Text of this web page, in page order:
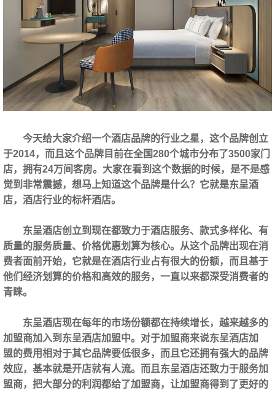
今天给大家介绍一个酒店品牌的行业之星，这个品牌创立
于2014，而且这个品牌目前在全国280个城市分布了3500家门
店，拥有24万间客房。大家在看到这个数据的时候，是不是感
觉到非常震撼，想马上知道这个品牌是什么？它就是东呈酒
店，酒店行业的标杆酒店。
东呈酒店创立到现在都致力于酒店服务、款式多样化、有
质量的服务质量、价格优惠划算为核心。从这个品牌出现在消
费者面前开始，它就是在酒店行业占有很大的份额，而且基于
他们经济划算的价格和高效的服务，一直以来都深受消费者的
青睐。
东呈酒店现在每年的市场份额都在持续增长，越来越多的
加盟商加入到东呈酒店加盟‍中。对于加盟商来说东呈酒店加
盟‍的费用相对于其它品牌要低很多，而且它还拥有强大的品牌
效应，基本就是开店就有人流。而且东呈酒店还致力于服务加
盟商，把大部分的利润都给了加盟商，让加盟商得到了更好的